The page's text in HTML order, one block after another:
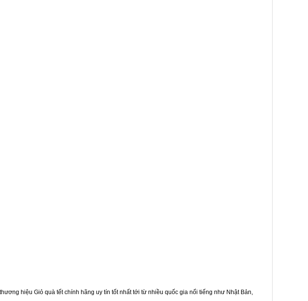
hiệu Giỏ quà tết chính hãng uy tín tốt nhất tới từ nhiều quốc gia nổi tiếng như Nhật Bản,